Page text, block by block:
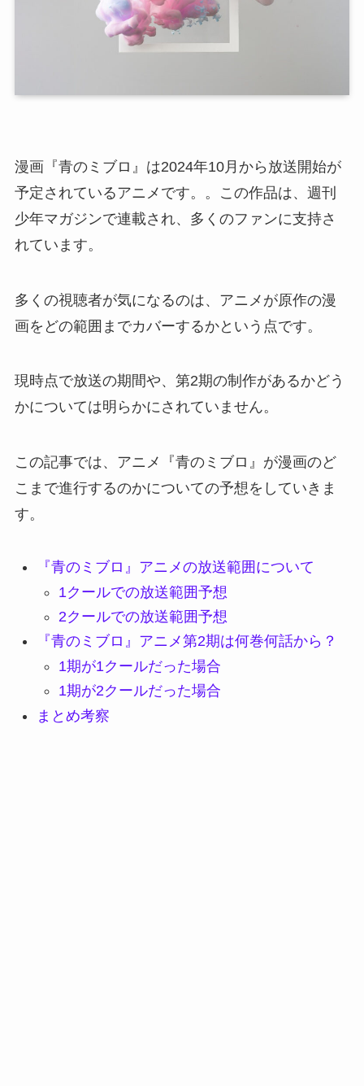
漫画『青のミブロ』は2024年10月から放送開始が
予定されているアニメです。。この作品は、週刊
少年マガジンで連載され、多くのファンに支持さ
れています。
多くの視聴者が気になるのは、アニメが原作の漫
画をどの範囲までカバーするかという点です。
現時点で放送の期間や、第2期の制作があるかどう
かについては明らかにされていません。
この記事では、アニメ『青のミブロ』が漫画のど
こまで進行するのかについての予想をしていきま
す。
『青のミブロ』アニメの放送範囲について
1クールでの放送範囲予想
2クールでの放送範囲予想
『青のミブロ』アニメ第2期は何巻何話から？
1期が1クールだった場合
1期が2クールだった場合
まとめ考察